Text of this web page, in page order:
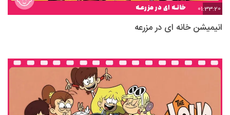
01:33:20
انیمیشن خانه ای در مزرعه